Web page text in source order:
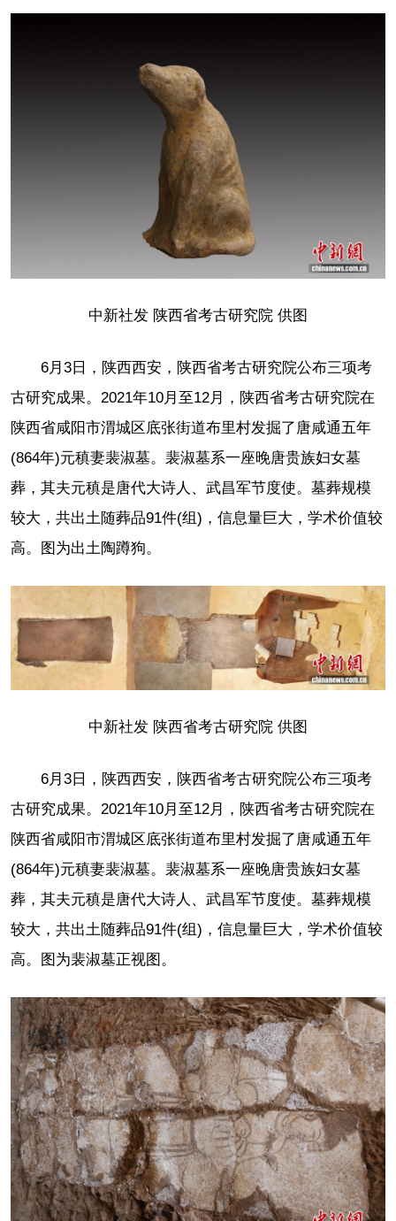
中新社发 陕西省考古研究院 供图
6月3日，陕西西安，陕西省考古研究院公布三项考
古研究成果。2021年10月至12月，陕西省考古研究院在
陕西省咸阳市渭城区底张街道布里村发掘了唐咸通五年
(864年)元稹妻裴淑墓。裴淑墓系一座晚唐贵族妇女墓
葬，其夫元稹是唐代大诗人、武昌军节度使。墓葬规模
较大，共出土随葬品91件(组)，信息量巨大，学术价值较
高。图为出土陶蹲狗。
中新社发 陕西省考古研究院 供图
6月3日，陕西西安，陕西省考古研究院公布三项考
古研究成果。2021年10月至12月，陕西省考古研究院在
陕西省咸阳市渭城区底张街道布里村发掘了唐咸通五年
(864年)元稹妻裴淑墓。裴淑墓系一座晚唐贵族妇女墓
葬，其夫元稹是唐代大诗人、武昌军节度使。墓葬规模
较大，共出土随葬品91件(组)，信息量巨大，学术价值较
高。图为裴淑墓正视图。